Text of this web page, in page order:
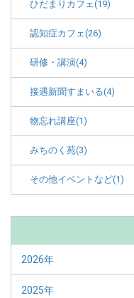
ひだまりカフェ(19)
認知症カフェ(26)
研修・講演(4)
接遇新聞すまいる(4)
物忘れ講座(1)
みちのく苑(3)
その他イベントなど(1)
2026年
2025年